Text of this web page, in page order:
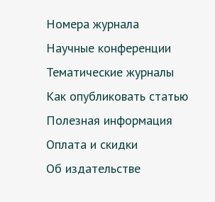
Номера журнала
Научные конференции
Тематические журналы
Как опубликовать статью
Полезная информация
Оплата и скидки
Об издательстве